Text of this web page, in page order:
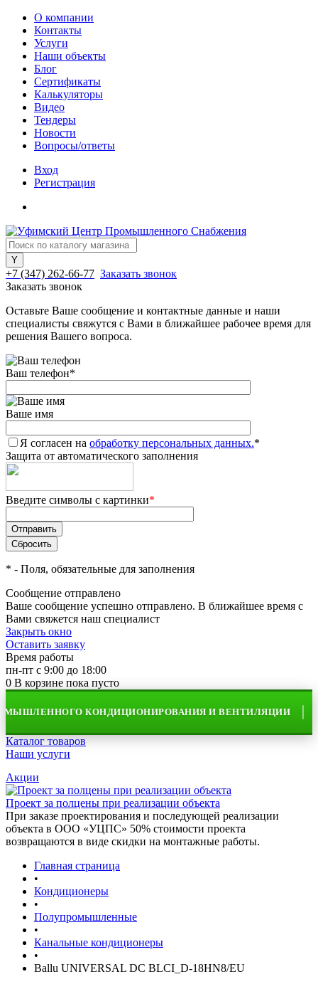
О компании
Контакты
Услуги
Наши объекты
Блог
Сертификаты
Калькуляторы
Видео
Тендеры
Новости
Вопросы/ответы
Вход
Регистрация
+7 (347) 262-66-77 Заказать звонок
Заказать звонок
Оставьте Ваше сообщение и контактные данные и наши
специалисты свяжутся с Вами в ближайшее рабочее время для
решения Вашего вопроса.
Ваш телефон*
Ваше имя
Я согласен на обработку персональных данных.*
Защита от автоматического заполнения
Введите символы с картинки*
* - Поля, обязательные для заполнения
Сообщение отправлено
Ваше сообщение успешно отправлено. В ближайшее время с
Вами свяжется наш специалист
Закрыть окно
Оставить заявку
Время работы
пн-пт с 9:00 до 18:00
0 В корзине пока пусто
КОНДИЦИОНИРОВАНИЯ И ВЕНТИЛЯЦИИ
Каталог товаров
Наши услуги
Акции
Проект за полцены при реализации объекта
При заказе проектирования и последующей реализации
объекта в ООО «УЦПС» 50% стоимости проекта
возвращаются в виде скидки на монтажные работы.
Главная страница
•
Кондиционеры
•
Полупромышленные
•
Канальные кондиционеры
•
Ballu UNIVERSAL DC BLCI_D-18HN8/EU